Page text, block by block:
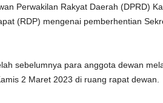
Perwakilan Rakyat Daerah (DPRD)
(RDP) mengenai pemberhentian
sebelumnya para anggota dewan
2 Maret 2023 di ruang rapat dewan.